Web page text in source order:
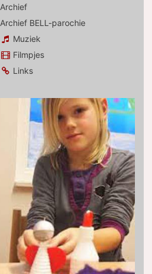
Archief
Archief BELL-parochie
Muziek
Filmpjes
Links